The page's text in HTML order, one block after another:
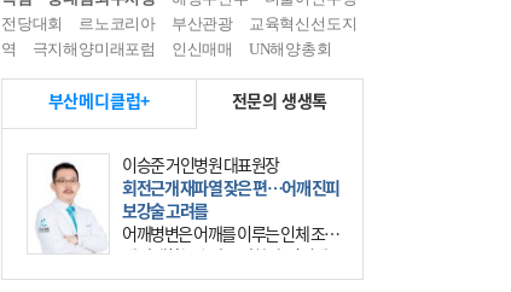
전당대회
르노코리아 부산관광
교육혁신선도지
역
극지해양미래포럼 인신매매 UN해양총회
부산메디클럽+ 전문의 생생톡
이승준 거인병원 대표원장
회전근개 재파열 잦은 편…어깨 진피
보강술 고려를
어깨병변은 어깨를 이루는 인체 조직
에 발생하는 손상을 말한다. 여기에
는 오십견과 회전근개 증후군, 어깨